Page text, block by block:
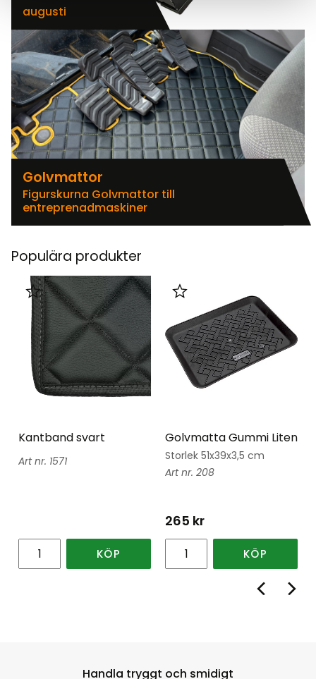
augusti
Golvmattor
Figurskurna Golvmattor till
entreprenadmaskiner
Populära produkter
Kantband svart
1571
Lägg till i favoriter
KÖP
Golvmatta Gummi Liten
Storlek 51x39x3,5 cm
208
265 kr
Lägg till i favoriter
KÖP
Handla tryggt och smidigt